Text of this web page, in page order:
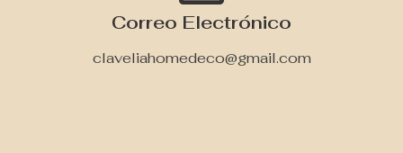
Correo Electrónico
claveliahomedeco@gmail.com